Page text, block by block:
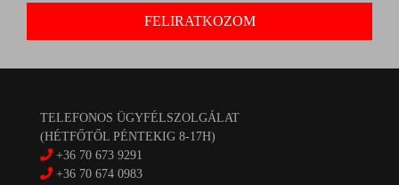
TELEFONOS ÜGYFÉLSZOLGÁLAT
(HÉTFŐTŐL PÉNTEKIG 8-17H)
+36 70 673 9291
+36 70 674 0983